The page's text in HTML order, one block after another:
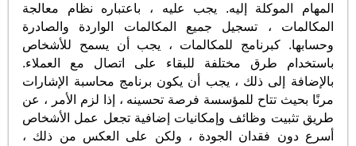
المهام الموكلة إليه. يجب عليه ، باعتباره نظام معالجة
المكالمات ، تسجيل جميع المكالمات الواردة والصادرة
وحسابها. كبرنامج للمكالمات ، يجب أن يسمح للأشخاص
باستخدام طرق مختلفة للبقاء على اتصال مع العملاء.
بالإضافة إلى ذلك ، يجب أن يكون برنامج محاسبة الإشارات
مرنًا بحيث تتاح للمؤسسة فرصة تحسينه ، إذا لزم الأمر ، عن
طريق تثبيت وظائف وإمكانيات إضافية تجعل عمل الأشخاص
أسرع دون فقدان الجودة ، ولكن على العكس من ذلك ،